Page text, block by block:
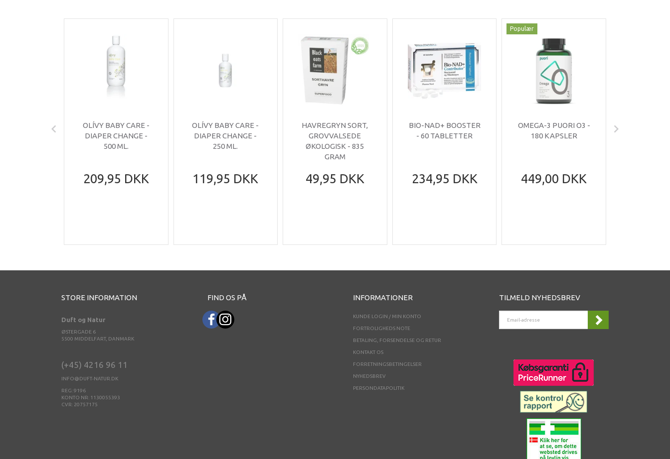
OLÍVY BABY CARE -
DIAPER CHANGE -
500 ML.
209,95 DKK
OLÍVY BABY CARE -
DIAPER CHANGE -
250 ML.
119,95 DKK
HAVREGRYN SORT,
GROVVALSEDE
ØKOLOGISK - 835
GRAM
49,95 DKK
BIO-NAD+ BOOSTER
- 60 TABLETTER
234,95 DKK
Populær
OMEGA-3 PUORI O3 -
180 KAPSLER
449,00 DKK
STORE INFORMATION
Duft og Natur
ØSTERGADE 6
5500 MIDDELFART, DANMARK
(+45) 4216 96 11
INFO@DUFT-NATUR.DK
REG: 9196
KONTO NR: 1130055393
CVR: 20757175
FIND OS PÅ INFORMATIONER
KUNDE LOGIN / MIN KONTO
FORTROLIGHEDS NOTE
BETALING, FORSENDELSE OG RETUR
KONTAKT OS
FORRETNINGSBETINGELSER
NYHEDSBREV
PERSONDATAPOLITIK
TILMELD NYHEDSBREV
ADRESSE